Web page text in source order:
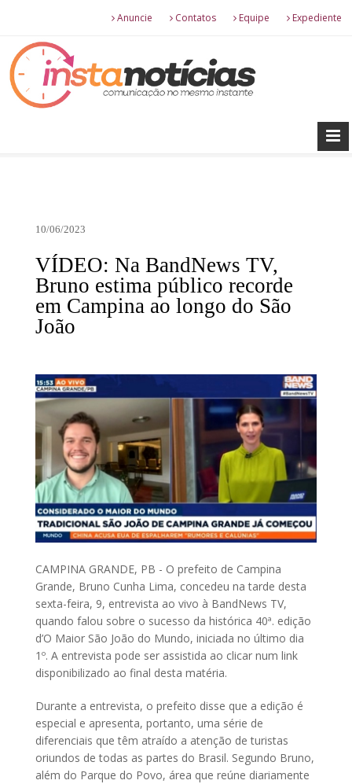
Anuncie Contatos Equipe Expediente
10/06/2023
VÍDEO: Na BandNews TV,
Bruno estima público recorde
em Campina ao longo do São
João
CAMPINA GRANDE, PB - O prefeito de Campina
Grande, Bruno Cunha Lima, concedeu na tarde desta
sexta-feira, 9, entrevista ao vivo à BandNews TV,
quando falou sobre o sucesso da histórica 40ª. edição
d’O Maior São João do Mundo, iniciada no último dia
1º. A entrevista pode ser assistida ao clicar num link
disponibilizado ao final desta matéria.
Durante a entrevista, o prefeito disse que a edição é
especial e apresenta, portanto, uma série de
diferenciais que têm atraído a atenção de turistas
oriundos de todas as partes do Brasil. Segundo Bruno,
além do Parque do Povo, área que reúne diariamente